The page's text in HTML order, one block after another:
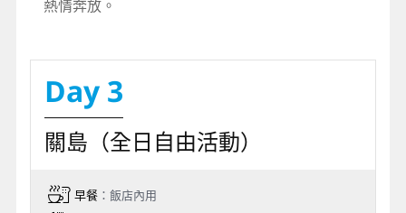
熱情奔放。
Day 3
關島（全日自由活動）
早餐：飯店內用